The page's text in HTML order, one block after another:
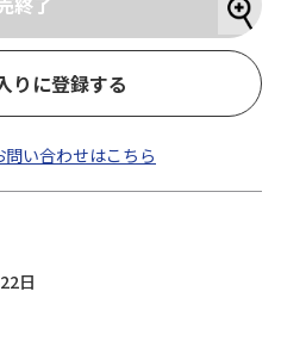
りに登録する
い合わせはこちら
日